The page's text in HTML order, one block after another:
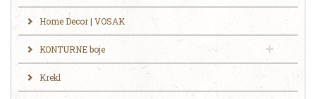
Home Decor | VOSAK
KONTURNE boje
Krekl